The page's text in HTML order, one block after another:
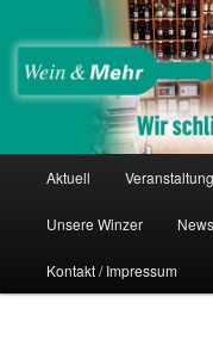
Inhalt
wechseln
Wein & Mehr
Thomas Nies
Aktuell
Unsere Winzer
Kontakt / Impressum